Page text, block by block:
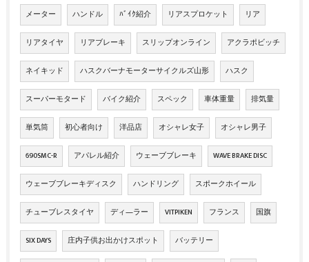
メーター ハンドル ﾊﾞｲｸ紹介 リアスプロケット リア
リアタイヤ リアブレーキ スリップオンライン アクラポビッチ
ネイキッド ハスクバーナモーターサイクルズ山形 ハスク
スーパーモタード バイク紹介 スペック 車体重量 排気量
単気筒 初心者向け 洋品店 オシャレ女子 オシャレ男子
690SMC-R アパレル紹介 ウェーブブレーキ WAVE BRAKE DISC
ウェーブブレーキディスク ハンドリング スポークホイール
チューブレスタイヤ ディ―ラー VITPIKEN フランス 国旗
SIX DAYS 庄内子供お出かけスポット バッテリー